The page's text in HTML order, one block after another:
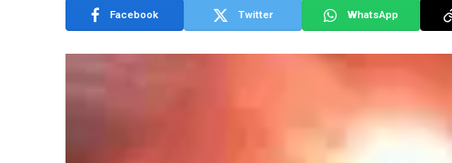
Facebook Twitter WhatsApp